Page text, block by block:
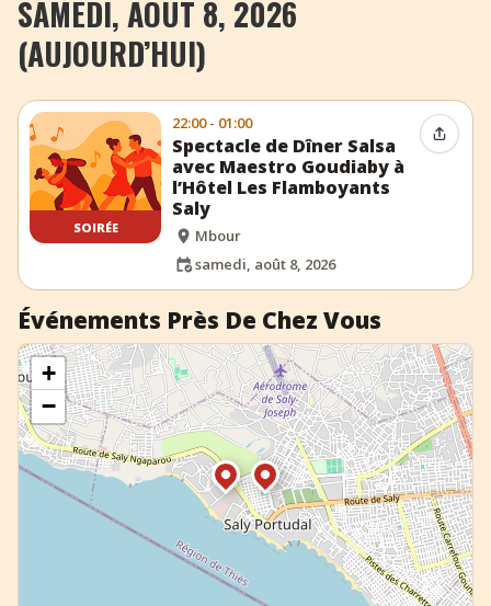
+ Ajouter un événement
SAMEDI, AOÛT 8, 2026
(AUJOURD’HUI)
SOIRÉE
22:00 - 01:00
Spectacle de Dîner Salsa
avec Maestro Goudiaby à
l’Hôtel Les Flamboyants
Saly
Mbour
samedi, août 8, 2026
Événements Près De Chez Vous
+
−